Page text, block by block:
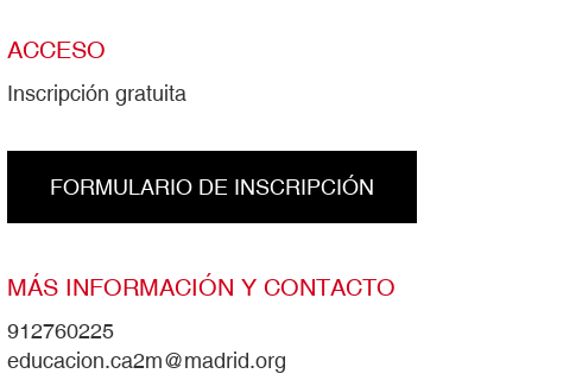
ACCESO
Inscripción gratuita
FORMULARIO DE INSCRIPCIÓN
MÁS INFORMACIÓN Y CONTACTO
912760225
educacion.ca2m@madrid.org